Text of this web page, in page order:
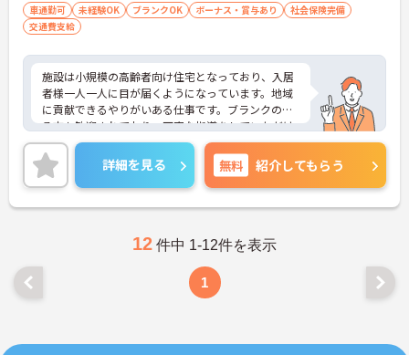
車通勤可 未経験OK ブランクOK ボーナス・賞与あり
社会保険完備
交通費支給
施設は小規模の高齢者向け住宅となっており、入居
者様一人一人に目が届くようになっています。地域
に貢献できるやりがいある仕事です。ブランクのあ
る方も歓迎されており、丁寧な指導をしていただけ
ることも特徴です。長期的な就業をお考えの方にも
おすすめの環境です。ご興味がございましたらお気
軽にお問い合わせください。
詳細を見る 無料 紹介してもらう
12 件中 1-12件を表示
1